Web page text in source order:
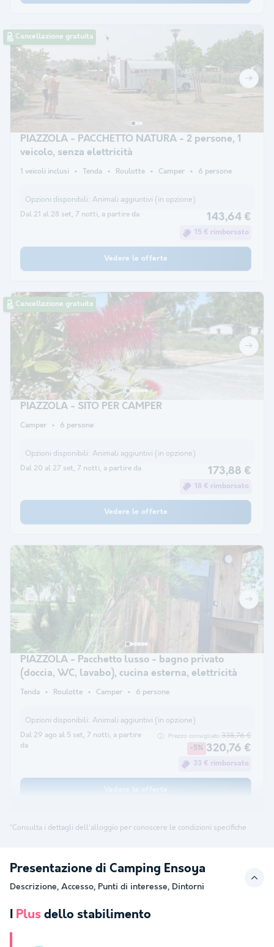
Cancellazione gratuita
PIAZZOLA - PACCHETTO NATURA - 2 persone, 1
veicolo, senza elettricità
1 veicoli inclusi Tenda Roulotte Camper 6 persone
Opzioni disponibili: Animali aggiuntivi (in opzione)
Dal 21 al 28 set, 7 notti, a partire da 143,64 €
15 € rimborsato
Vedere le offerte
Cancellazione gratuita
PIAZZOLA - SITO PER CAMPER
Camper 6 persone
Opzioni disponibili: Animali aggiuntivi (in opzione)
Dal 20 al 27 set, 7 notti, a partire da 173,88 €
18 € rimborsato
Vedere le offerte
PIAZZOLA - Pacchetto lusso - bagno privato
(doccia, WC, lavabo), cucina esterna, elettricità
Tenda Roulotte Camper 6 persone
Opzioni disponibili: Animali aggiuntivi (in opzione)
Dal 29 ago al 5 set, 7 notti, a partire
da
Prezzo consigliato:338,76 €
-5% 320,76 €
33 € rimborsato
*Consulta i dettagli dell'alloggio per conoscere le condizioni specifiche
Presentazione di Camping Ensoya
Descrizione, Accesso, Punti di interesse, Dintorni
Plus dello stabilimento